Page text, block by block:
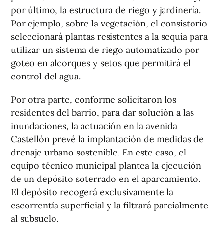
por último, la estructura de riego y jardinería.
Por ejemplo, sobre la vegetación, el consistorio
seleccionará plantas resistentes a la sequía para
utilizar un sistema de riego automatizado por
goteo en alcorques y setos que permitirá el
control del agua.
Por otra parte, conforme solicitaron los
residentes del barrio, para dar solución a las
inundaciones, la actuación en la avenida
Castellón prevé la implantación de medidas de
drenaje urbano sostenible. En este caso, el
equipo técnico municipal plantea la ejecución
de un depósito soterrado en el aparcamiento.
El depósito recogerá exclusivamente la
escorrentía superficial y la filtrará parcialmente
al subsuelo.